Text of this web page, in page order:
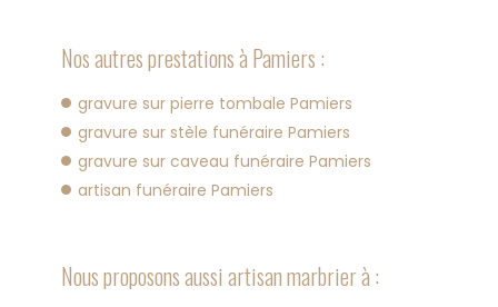
Nos autres prestations à Pamiers :
gravure sur pierre tombale Pamiers
gravure sur stèle funéraire Pamiers
gravure sur caveau funéraire Pamiers
artisan funéraire Pamiers
Nous proposons aussi artisan marbrier à :